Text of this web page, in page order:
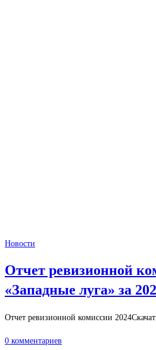
Новости
Отчет ревизионной
«Западные луга» за
Отчет ревизионной комиссии
0 комментариев